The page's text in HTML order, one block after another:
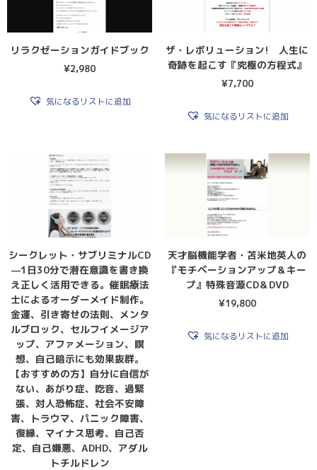
リラクゼーションガイドブック
¥2,980
気になるリストに追加
ザ・レボリューション! 人生に
奇跡を起こす『究極の方程式』
¥7,700
気になるリストに追加
シークレット・サブリミナルCD
—1日30分で潜在意識を書き換
え正しく活用できる。催眠療法
士によるオーダーメイド制作。
金運、引き寄せの法則、メンタ
ルブロック、セルフイメージア
ップ、アファメーション、瞑
想、自己暗示にも効果抜群。
【おすすめの方】自分に自信が
ない、あがり症、吃音、過緊
張、対人恐怖症、社会不安障
害、トラウマ、パニック障害、
復縁、マイナス思考、自己否
定、自己嫌悪、ADHD、アダル
トチルドレン
天才脳機能学者・苫米地英人の
『モチベーションアップ＆キー
プ』特殊音源CD＆DVD
¥19,800
気になるリストに追加